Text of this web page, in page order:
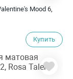
Mood 6,
Купить